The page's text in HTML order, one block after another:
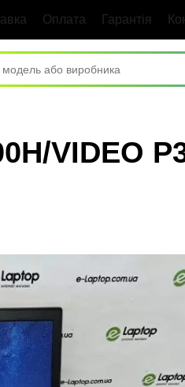
Оплата Гарантія
VIDEO